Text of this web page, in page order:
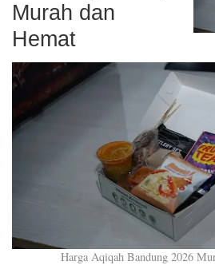
Murah dan
Hemat
Harga Aqiqah Bandung 2026